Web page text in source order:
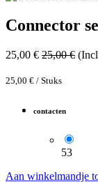
Connector
25,00 € 25,00€
25,00 € / Stuks
contacten
53
Aan winkelmandje